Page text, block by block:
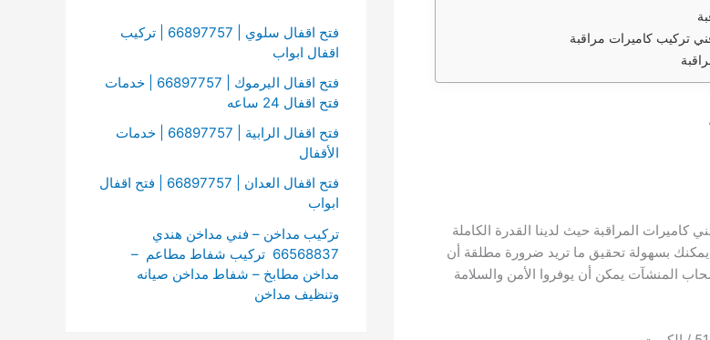
تركيب كاميرات مراقبة: / 51226224 / الكويت فني كاميرات المراقبة حيث لدينا القدرة الكاملة
بسهولة تحقيق ما تريد ضرورة مطلقة أن
المنشآت يمكن أن يوفروا الأمن والسلامة
ن
:
فتح اقفال سلوي | 66897757 | تركيب
اقفال ابواب
فتح اقفال اليرموك | 66897757 | خدمات
فتح اقفال 24 ساعه
فتح اقفال الرابية | 66897757 | خدمات
الأقفال
فتح اقفال العدان | 66897757 | فتح اقفال
ابواب
تركيب مداخن – فني مداخن هندي
66568837 تركيب شفاط مطاعم –
مداخن مطابخ – شفاط مداخن صيانه
وتنظيف مداخن